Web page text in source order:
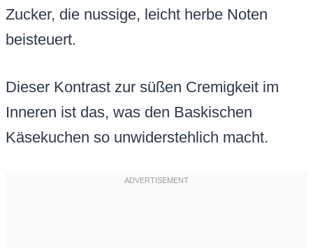
Zucker, die nussige, leicht herbe Noten
beisteuert.
Dieser Kontrast zur süßen Cremigkeit im
Inneren ist das, was den Baskischen
Käsekuchen so unwiderstehlich macht.